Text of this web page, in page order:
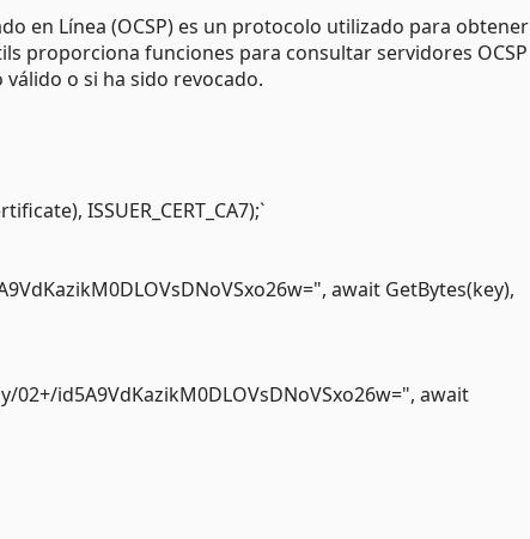
en Línea (OCSP) es un protocolo utilizado para obtener
proporciona funciones para consultar servidores OCSP
o si ha sido revocado.
ISSUER_CERT_CA7);`
await GetBytes(key),
id5A9VdKazikM0DLOVsDNoVSxo26w=", await